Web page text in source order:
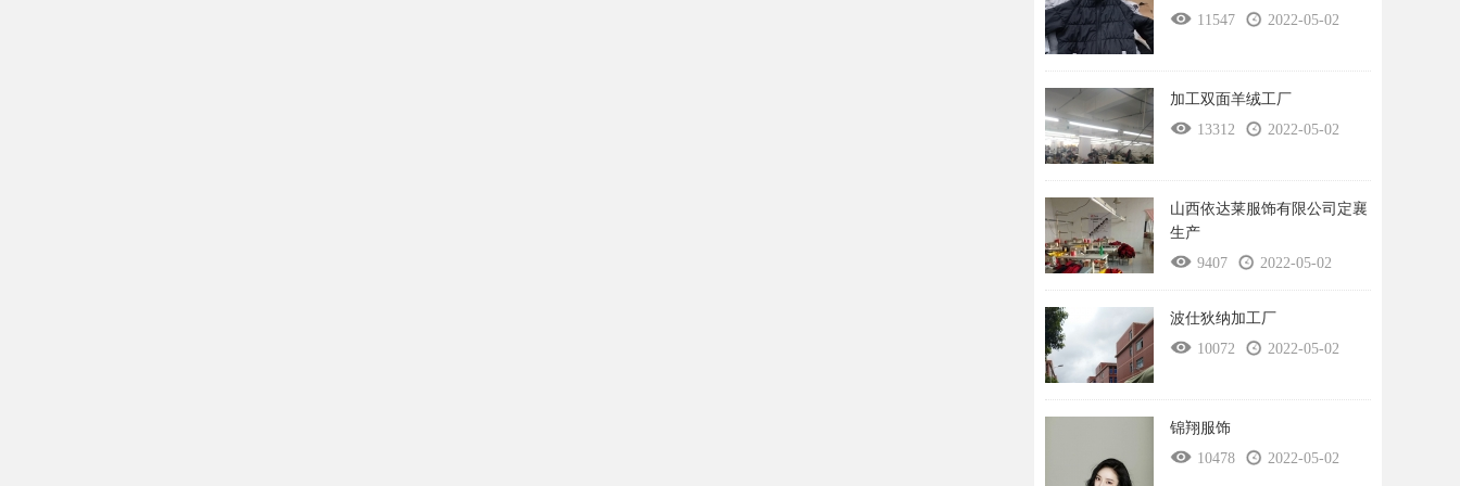
11547
2022-05-02
加工双面羊绒工厂
13312
2022-05-02
山西依达莱服饰有限公司定襄
生产
9407
2022-05-02
波仕狄纳加工厂
10072
2022-05-02
锦翔服饰
10478
2022-05-02